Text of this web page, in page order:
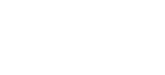
kommenden Winter Erdgas sparen?